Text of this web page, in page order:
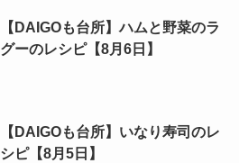
【DAIGOも台所】ハムと野菜のラ
グーのレシピ【8月6日】
【DAIGOも台所】いなり寿司のレ
シピ【8月5日】